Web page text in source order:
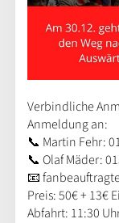
Verbindliche
Anmeldung an:
📞 Martin Fehr:
📞 Olaf Mäder:
📧
Preis: 50€ + 13€
Abfahrt: 11:30